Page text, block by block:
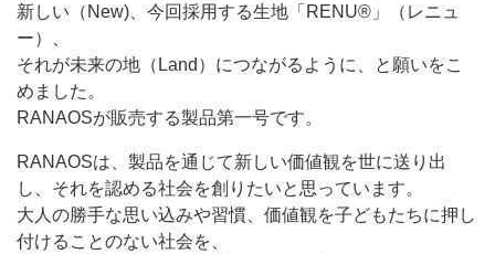
新しい（New)、今回採用する生地「RENU®」（レニュ
ー）、
それが未来の地（Land）につながるように、と願いをこ
めました。
RANAOSが販売する製品第一号です。
RANAOSは、製品を通じて新しい価値観を世に送り出
し、それを認める社会を創りたいと思っています。
大人の勝手な思い込みや習慣、価値観を子どもたちに押し
付けることのない社会を、